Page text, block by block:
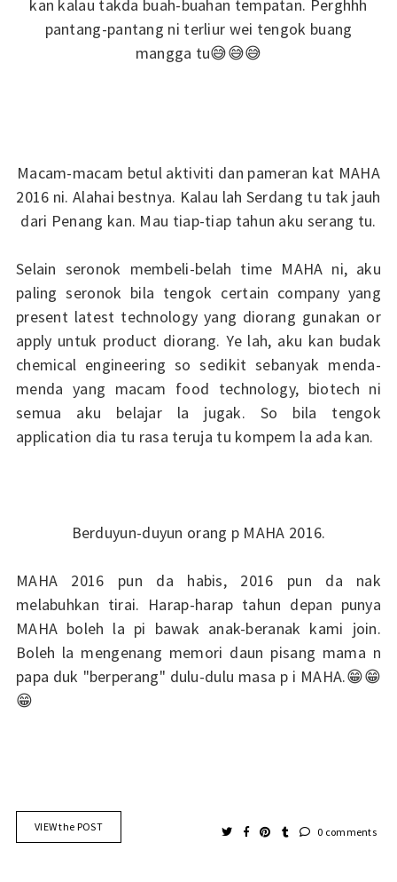
kan kalau takda buah-buahan tempatan. Perghhh
pantang-pantang ni terliur wei tengok buang
mangga tu😅😅😅
Macam-macam betul aktiviti dan pameran kat MAHA
2016 ni. Alahai bestnya. Kalau lah Serdang tu tak jauh
dari Penang kan. Mau tiap-tiap tahun aku serang tu.
Selain seronok membeli-belah time MAHA ni, aku
paling seronok bila tengok certain company yang
present latest technology yang diorang gunakan or
apply untuk product diorang. Ye lah, aku kan budak
chemical engineering so sedikit sebanyak menda-
menda yang macam food technology, biotech ni
semua aku belajar la jugak. So bila tengok
application dia tu rasa teruja tu kompem la ada kan.
Berduyun-duyun orang p MAHA 2016.
MAHA 2016 pun da habis, 2016 pun da nak
melabuhkan tirai. Harap-harap tahun depan punya
MAHA boleh la pi bawak anak-beranak kami join.
Boleh la mengenang memori daun pisang mama n
papa duk "berperang" dulu-dulu masa p i MAHA.😁😁
😁
VIEW the POST 0 comments